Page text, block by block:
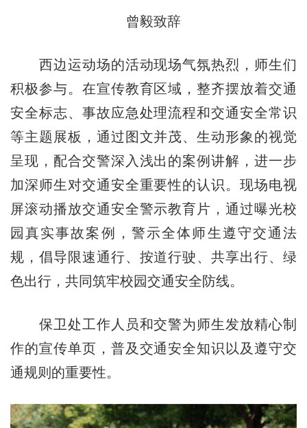
曾毅致辞
西边运动场的活动现场气氛热烈，师生们
积极参与。在宣传教育区域，整齐摆放着交通
安全标志、事故应急处理流程和交通安全常识
等主题展板，通过图文并茂、生动形象的视觉
呈现，配合交警深入浅出的案例讲解，进一步
加深师生对交通安全重要性的认识。现场电视
屏滚动播放交通安全警示教育片，通过曝光校
园真实事故案例，警示全体师生遵守交通法
规，倡导限速通行、按道行驶、共享出行、绿
色出行，共同筑牢校园交通安全防线。
保卫处工作人员和交警为师生发放精心制
作的宣传单页，普及交通安全知识以及遵守交
通规则的重要性。